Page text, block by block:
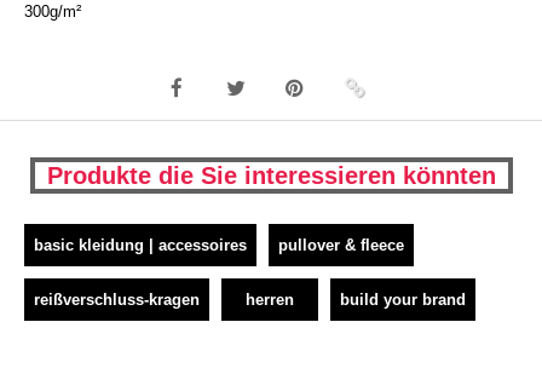
300g/m²
Produkte die Sie interessieren könnten
basic kleidung | accessoires pullover & fleece
reißverschluss-kragen herren build your brand